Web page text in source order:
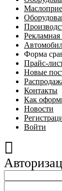
Форма
Прайс-
Новые
Контакты
Как
Новости
Войти